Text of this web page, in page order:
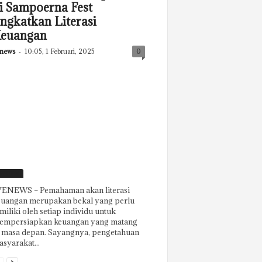
Sampoerna Fest
Literasi
- 10:05, 1 Februari, 2025 0
– Pemahaman akan literasi
merupakan bekal yang perlu
oleh setiap individu untuk
keuangan yang matang
depan. Sayangnya, pengetahuan